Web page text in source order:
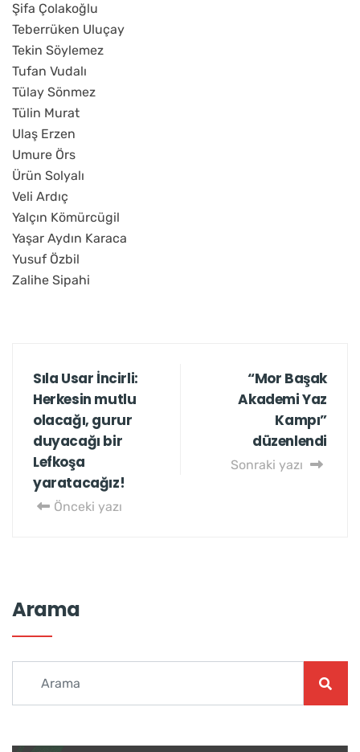
Şifa Çolakoğlu
Teberrüken Uluçay
Tekin Söylemez
Tufan Vudalı
Tülay Sönmez
Tülin Murat
Ulaş Erzen
Umure Örs
Ürün Solyalı
Veli Ardıç
Yalçın Kömürcügil
Yaşar Aydın Karaca
Yusuf Özbil
Zalihe Sipahi
Sıla Usar İncirli:
Herkesin mutlu
olacağı, gurur
duyacağı bir
Lefkoşa
yaratacağız!
Önceki yazı
“Mor Başak
Akademi Yaz
Kampı”
düzenlendi
Sonraki yazı
Arama